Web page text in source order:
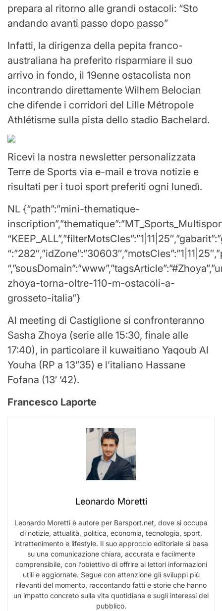
prepara al ritorno alle grandi ostacoli: “Sto
andando avanti passo dopo passo”
Infatti, la dirigenza della pepita franco-
australiana ha preferito risparmiare il suo
arrivo in fondo, il 19enne ostacolista non
incontrando direttamente Wilhem Belocian
che difende i corridori del Lille Métropole
Athlétisme sulla pista dello stadio Bachelard.
Ricevi la nostra newsletter personalizzata
Terre de Sports via e-mail e trova notizie e
risultati per i tuoi sport preferiti ogni lunedì.
NL {“path”:”mini-thematique-
zhoya-torna-oltre-110-m-ostacoli-a-
grosseto-italia”}
Al meeting di Castiglione si confronteranno
Sasha Zhoya (serie alle 15:30, finale alle
17:40), in particolare il kuwaitiano Yaqoub Al
Youha (RP a 13”35) e l’italiano Hassane
Fofana (13′ ’42).
Francesco Laporte
Leonardo Moretti
Leonardo Moretti è autore per Barsport.net, dove si occupa
di notizie, attualità, politica, economia, tecnologia, sport,
intrattenimento e lifestyle. Il suo approccio editoriale si basa
su una comunicazione chiara, accurata e facilmente
comprensibile, con l’obiettivo di offrire ai lettori informazioni
utili e aggiornate. Segue con attenzione gli sviluppi più
rilevanti del momento, raccontando fatti e storie che hanno
un impatto concreto sulla vita quotidiana e sugli interessi del
pubblico.